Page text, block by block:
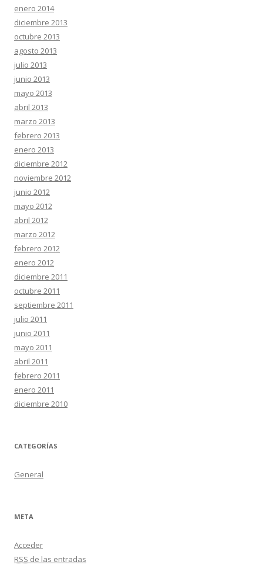
enero 2014
diciembre 2013
octubre 2013
agosto 2013
julio 2013
junio 2013
mayo 2013
abril 2013
marzo 2013
febrero 2013
enero 2013
diciembre 2012
noviembre 2012
junio 2012
mayo 2012
abril 2012
marzo 2012
febrero 2012
enero 2012
diciembre 2011
octubre 2011
septiembre 2011
julio 2011
junio 2011
mayo 2011
abril 2011
febrero 2011
enero 2011
diciembre 2010
CATEGORÍAS
General
META
Acceder
RSS de las entradas